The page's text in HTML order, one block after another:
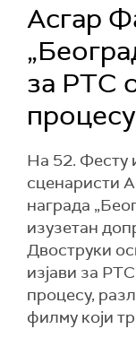
Асгар
за РТС
процесу
На 52. Фесту
сценаристи
награда
изузетан
Двоструки
изјави за
процесу,
филму који